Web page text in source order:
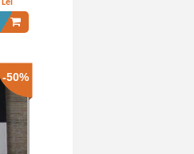
Lei
-50%